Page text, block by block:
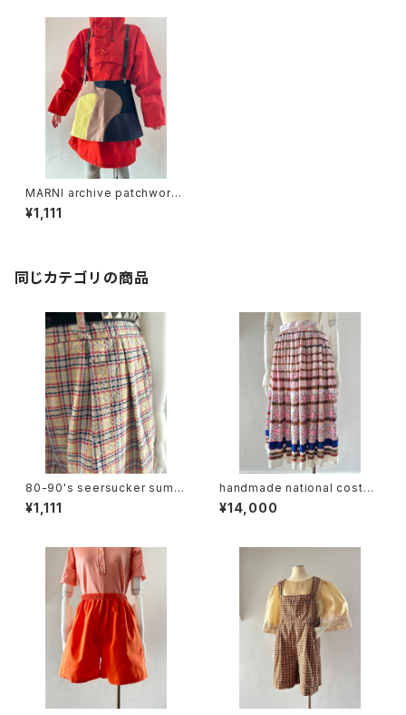
MARNI archive patchwork
mini skirt
¥1,111
同じカテゴリの商品
80-90's seersucker summ
er plaid slacks
¥1,111
handmade national costu
me design skirt
¥14,000